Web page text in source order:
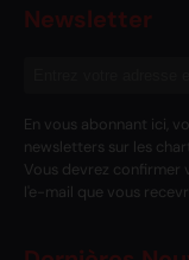
Newsletter
En vous abonnant ici,
newsletters sur les
Vous devrez confirmer
l'e-mail que vous